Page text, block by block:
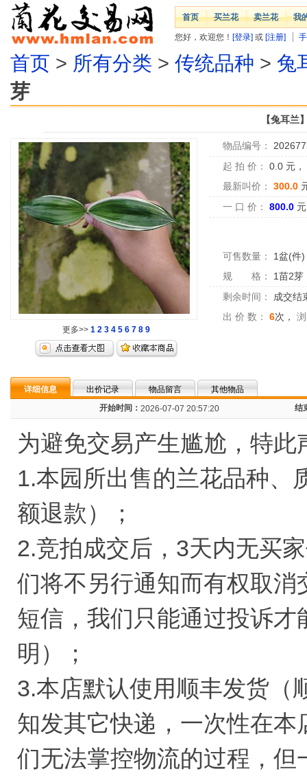
首页 买兰花 卖兰花 我
您好，欢迎您！ [登录] 或 [注册]
首页 > 所有分类 > 传统品种 > 兔
芽
【兔耳兰
更多>> 1 2 3 4 5 6 7 8 9
物品编号：
起 拍 价：
0.0 元，
最新叫价：
300.0
一 口 价：
800.0 元
可售数量： 1盆(件)
规 格：
1苗2芽
剩余时间：
成交结
出 价 数：
6次，
详细信息 出价记录 物品留言
其他物品
开始时间： 2026-07-07 20:57:20 结
为避免交易产生尴尬，特此
1.本园所出售的兰花品种、
额退款）；
2.竞拍成交后，3天内无买
们将不另行通知而有权取
短信，我们只能通过投诉
明）；
3.本店默认使用顺丰发货（
知发其它快递，一次性在
们无法掌控物流的过程，